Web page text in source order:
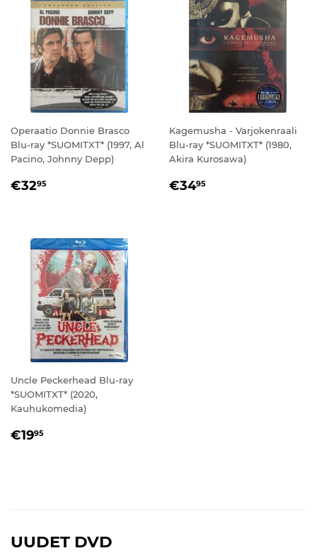
Operaatio Donnie Brasco
Blu-ray *SUOMITXT* (1997, Al
Pacino, Johnny Depp)
NORMAALIHINTA
€3295
Kagemusha - Varjokenraali
Blu-ray *SUOMITXT* (1980,
Akira Kurosawa)
NORMAALIHINTA
€3495
Uncle Peckerhead Blu-ray
*SUOMITXT* (2020,
Kauhukomedia)
NORMAALIHINTA
€1995
UUDET DVD